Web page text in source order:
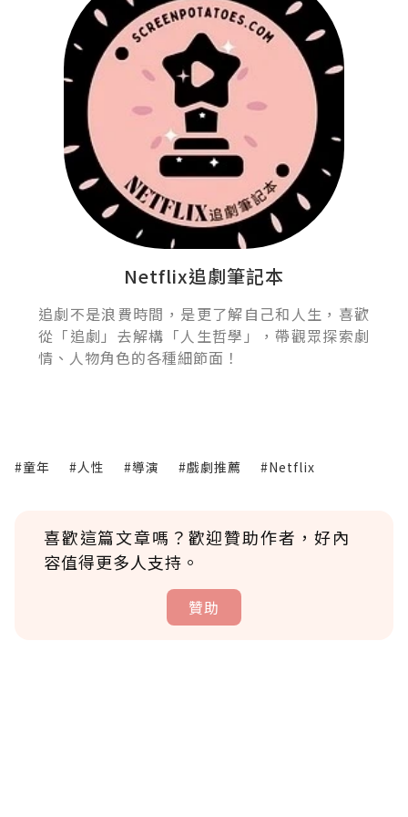
Netflix追劇筆記本
追劇不是浪費時間，是更了解自己和人生，喜歡
從「追劇」去解構「人生哲學」，帶觀眾探索劇
情、人物角色的各種細節面！
#童年 #人性 #導演 #戲劇推薦 #Netflix
喜歡這篇文章嗎？歡迎贊助作者，好內
容值得更多人支持。
贊助